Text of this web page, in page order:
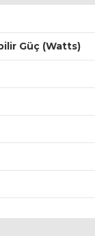
Güç (Watts)